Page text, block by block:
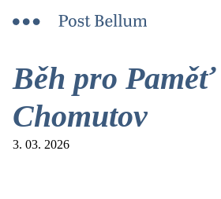
Běh pro
Chomutov
3. 03. 2026